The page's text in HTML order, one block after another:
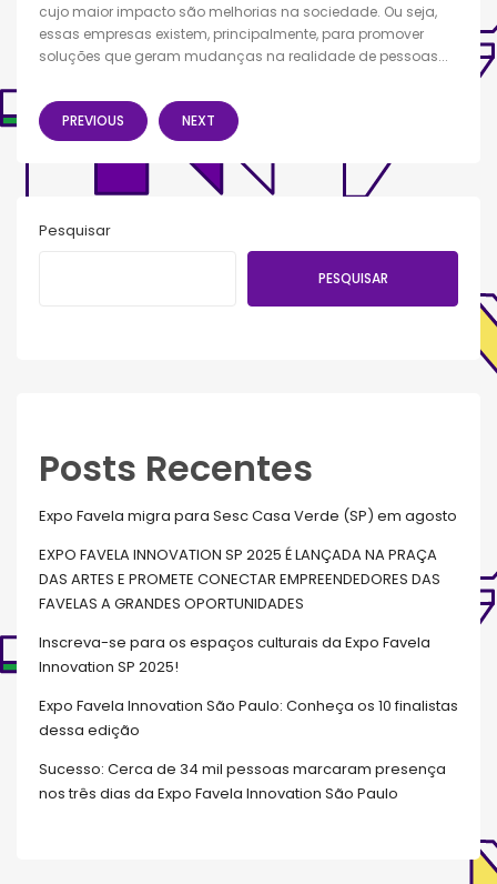
cujo maior impacto são melhorias na sociedade. Ou seja,
essas empresas existem, principalmente, para promover
soluções que geram mudanças na realidade de pessoas...
PREVIOUS NEXT
Pesquisar
PESQUISAR
Posts Recentes
Expo Favela migra para Sesc Casa Verde (SP) em agosto
EXPO FAVELA INNOVATION SP 2025 É LANÇADA NA PRAÇA
DAS ARTES E PROMETE CONECTAR EMPREENDEDORES DAS
FAVELAS A GRANDES OPORTUNIDADES
Inscreva-se para os espaços culturais da Expo Favela
Innovation SP 2025!
Expo Favela Innovation São Paulo: Conheça os 10 finalistas
dessa edição
Sucesso: Cerca de 34 mil pessoas marcaram presença
nos três dias da Expo Favela Innovation São Paulo